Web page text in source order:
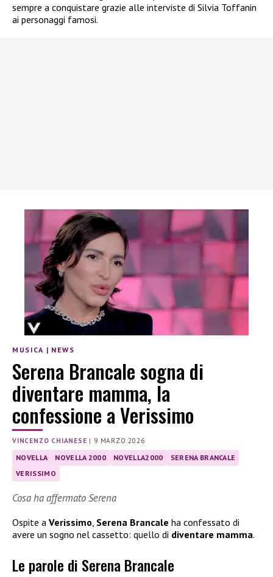
sempre a conquistare grazie alle interviste di Silvia Toffanin
ai personaggi famosi.
MUSICA | NEWS
Serena Brancale sogna di
diventare mamma, la
confessione a Verissimo
VINCENZO CHIANESE | 9 MARZO 2026
NOVELLA NOVELLA 2000 NOVELLA2000
SERENA BRANCALE
VERISSIMO
Cosa ha affermato Serena
Ospite a Verissimo Serena Brancale ha confessato di
avere un sogno nel cassetto: quello di diventare mamma.
Le parole di Serena Brancale